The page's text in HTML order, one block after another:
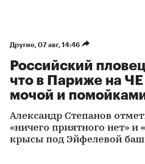
Другие⁠, 07 авг, 14:46
Российский
что в Париже на ЧЕ
мочой и
Александр Степанов
«ничего приятного нет» и
крысы под Эйфелевой